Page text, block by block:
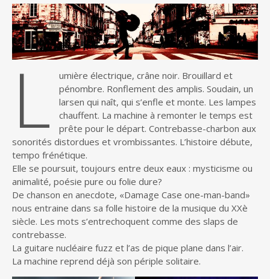
L
umière électrique, crâne noir. Brouillard et
pénombre. Ronflement des amplis. Soudain, un
larsen qui naît, qui s’enfle et monte. Les lampes
chauffent. La machine à remonter le temps est
prête pour le départ. Contrebasse-charbon aux
sonorités distordues et vrombissantes. L’histoire débute,
tempo frénétique.
Elle se poursuit, toujours entre deux eaux : mysticisme ou
animalité, poésie pure ou folie dure?
De chanson en anecdote, «Damage Case one-man-band»
nous entraine dans sa folle histoire de la musique du XXè
siècle. Les mots s’entrechoquent comme des slaps de
contrebasse.
La guitare nucléaire fuzz et l’as de pique plane dans l’air.
La machine reprend déjà son périple solitaire.